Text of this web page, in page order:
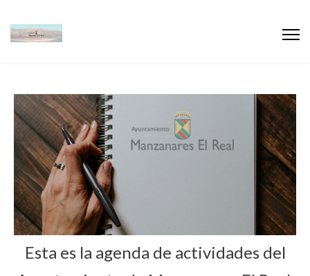
Esta es la agenda de actividades del